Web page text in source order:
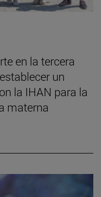
en la tercera
un
la IHAN para la
materna